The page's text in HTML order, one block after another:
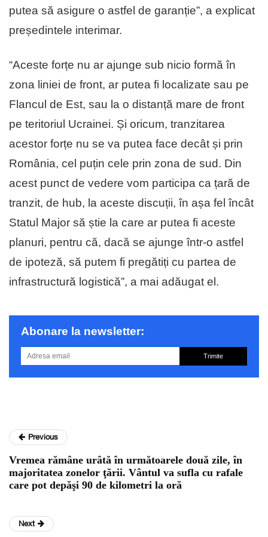
putea să asigure o astfel de garanție”, a explicat
președintele interimar.
“Aceste forțe nu ar ajunge sub nicio formă în
zona liniei de front, ar putea fi localizate sau pe
Flancul de Est, sau la o distanță mare de front
pe teritoriul Ucrainei. Și oricum, tranzitarea
acestor forțe nu se va putea face decât și prin
România, cel puțin cele prin zona de sud. Din
acest punct de vedere vom participa ca țară de
tranzit, de hub, la aceste discuții, în așa fel încât
Statul Major să știe la care ar putea fi aceste
planuri, pentru că, dacă se ajunge într-o astfel
de ipoteză, să putem fi pregătiți cu partea de
infrastructură logistică”, a mai adăugat el.
Abonare la newsletter:
Trimite
Previous
Vremea rămâne urâtă în următoarele două zile, în
majoritatea zonelor ţării. Vântul va sufla cu rafale
care pot depăşi 90 de kilometri la oră
Next